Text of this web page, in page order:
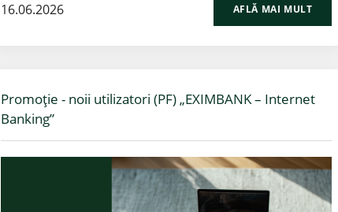
16.06.2026 AFLĂ MAI MULT
Promoție - noii utilizatori (PF) „EXIMBANK – Internet
Banking”